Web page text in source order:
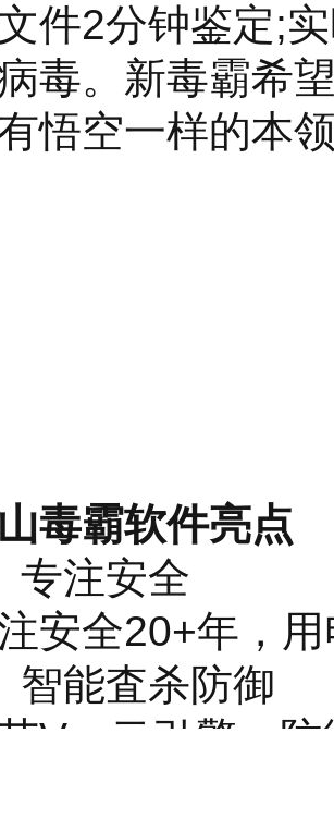
件2分钟鉴定;
毒。新毒霸希
悟空一样的本
毒霸软件亮点
注安全
全20+年，用
能査杀防御
、云引擎、防